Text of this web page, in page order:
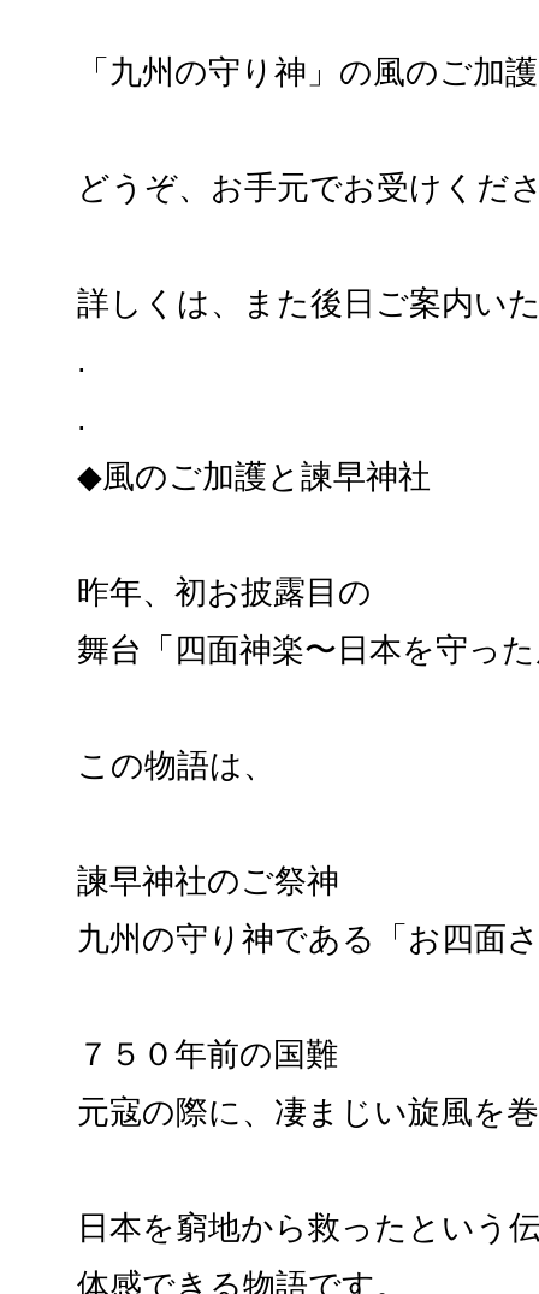
「九州の守り神」の風のご加
どうぞ、お手元でお受けくだ
詳しくは、また後日ご案内い
.
.
◆風のご加護と諫早神社
昨年、初お披露目の
舞台「四面神楽〜日本を守っ
この物語は、
諫早神社のご祭神
九州の守り神である「お四面
７５０年前の国難
元寇の際に、凄まじい旋風を
日本を窮地から救ったという
体感できる物語です。